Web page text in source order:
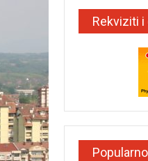
Rekviziti
Popularno